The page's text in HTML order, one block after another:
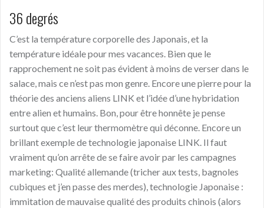
36 degrés
C’est la température corporelle des Japonais, et la
température idéale pour mes vacances. Bien que le
rapprochement ne soit pas évident à moins de verser dans le
salace, mais ce n’est pas mon genre. Encore une pierre pour la
théorie des anciens aliens LINK et l’idée d’une hybridation
entre alien et humains. Bon, pour être honnête je pense
surtout que c’est leur thermomètre qui déconne. Encore un
brillant exemple de technologie japonaise LINK. Il faut
vraiment qu’on arrête de se faire avoir par les campagnes
marketing: Qualité allemande (tricher aux tests, bagnoles
cubiques et j’en passe des merdes), technologie Japonaise :
immitation de mauvaise qualité des produits chinois (alors